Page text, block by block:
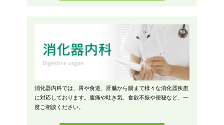
消化器内科では、胃や食道、肝臓から腸まで様々な消化器疾患
に対応しております。腹痛や吐き気、食欲不振や便秘など、一
度ご相談ください。